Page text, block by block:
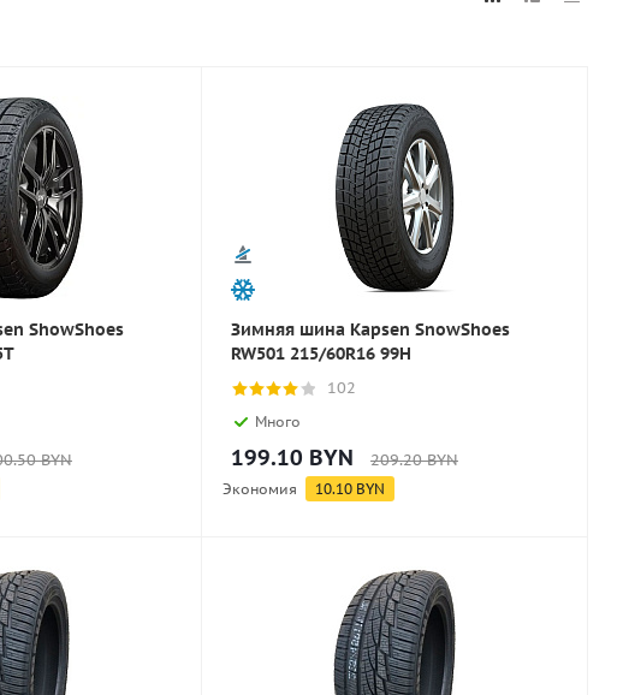
ShowShoes
BYN
Зимняя шина Kapsen SnowShoes
RW501 215/60R16 99H
102
Много
199.10 BYN 209.20BYN
Экономия 10.10 BYN